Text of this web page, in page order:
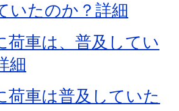
いたのか？詳細
荷車は、普及してい
細
荷車は普及していた